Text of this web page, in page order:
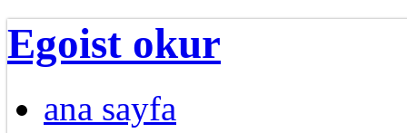
Egoist okur
ana sayfa